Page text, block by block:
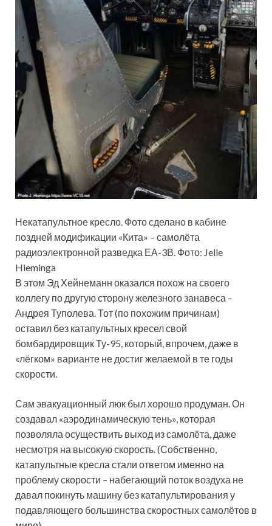
Некатапультное кресло. Фото сделано в кабине
поздней модификации «Кита» – самолёта
радиоэлектронной разведка ЕА-3В. Фото: Jelle
Hieminga
В этом Эд Хейнеманн оказался похож на своего
коллегу по другую сторону железного занавеса –
Андрея Туполева. Тот (по похожим причинам)
оставил без катапультных кресел свой
бомбардировщик Ту-95, который, впрочем, даже в
«лёгком» варианте не достиг желаемой в те годы
скорости.
Сам эвакуационный люк был хорошо продуман. Он
создавал «аэродинамическую тень», которая
позволяла осуществить выход из самолёта, даже
несмотря на высокую скорость. (Собственно,
катапультные кресла стали ответом именно на
проблему скорости – набегающий поток воздуха не
давал покинуть машину без катапультирования у
подавляющего большинства скоростных самолётов в